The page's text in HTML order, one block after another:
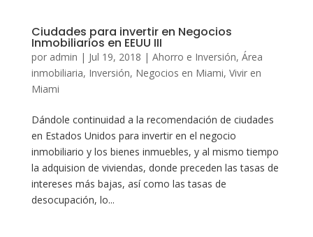
Ciudades para invertir en Negocios
Inmobiliarios en EEUU III
por admin | Jul 19, 2018 | Ahorro e Inversión, Área
inmobiliaria, Inversión, Negocios en Miami, Vivir en
Miami
Dándole continuidad a la recomendación de ciudades
en Estados Unidos para invertir en el negocio
inmobiliario y los bienes inmuebles, y al mismo tiempo
la adquision de viviendas, donde preceden las tasas de
intereses más bajas, así como las tasas de
desocupación, lo...